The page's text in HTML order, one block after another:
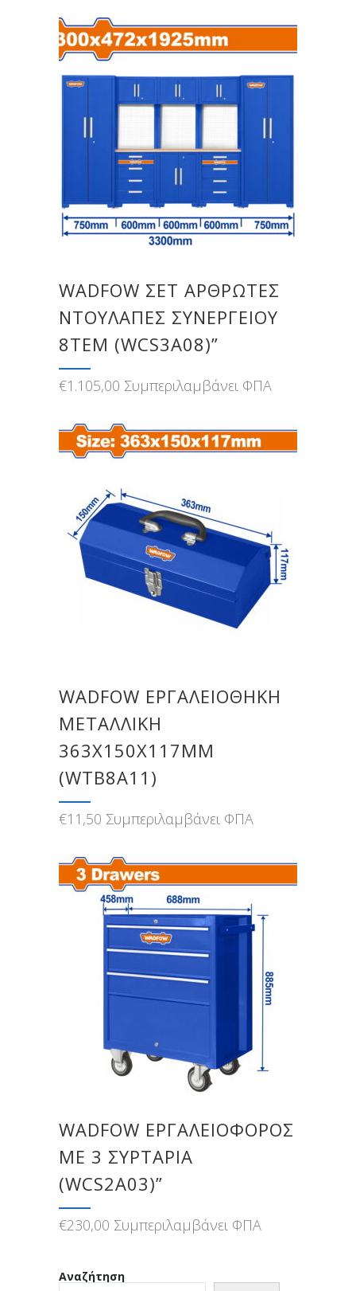
WADFOW ΣΕΤ ΑΡΘΡΩΤΕΣ
ΝΤΟΥΛΑΠΕΣ ΣΥΝΕΡΓΕΙΟΥ
8ΤΕΜ (WCS3A08)”
€1.105,00 Συμπεριλαμβάνει ΦΠΑ
WADFOW ΕΡΓΑΛΕΙΟΘΗΚΗ
ΜΕΤΑΛΛΙΚΗ
363Χ150Χ117MM
(WTB8A11)
€11,50 Συμπεριλαμβάνει ΦΠΑ
WADFOW ΕΡΓΑΛΕΙΟΦΟΡΟΣ
ME 3 ΣΥΡΤΑΡΙΑ
(WCS2A03)”
€230,00 Συμπεριλαμβάνει ΦΠΑ
Αναζήτηση